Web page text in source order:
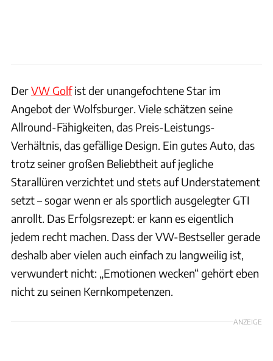
DerVW Golfist der unangefochtene Star im
Angebot der Wolfsburger. Viele schätzen seine
Allround-Fähigkeiten, das Preis-Leistungs-
Verhältnis, das gefällige Design. Ein gutes Auto, das
trotz seiner großen Beliebtheit auf jegliche
Starallüren verzichtet und stets auf Understatement
setzt – sogar wenn er als sportlich ausgelegter GTI
anrollt. Das Erfolgsrezept: er kann es eigentlich
jedem recht machen. Dass der VW-Bestseller gerade
deshalb aber vielen auch einfach zu langweilig ist,
verwundert nicht: „Emotionen wecken“ gehört eben
nicht zu seinen Kernkompetenzen.
ANZEIGE